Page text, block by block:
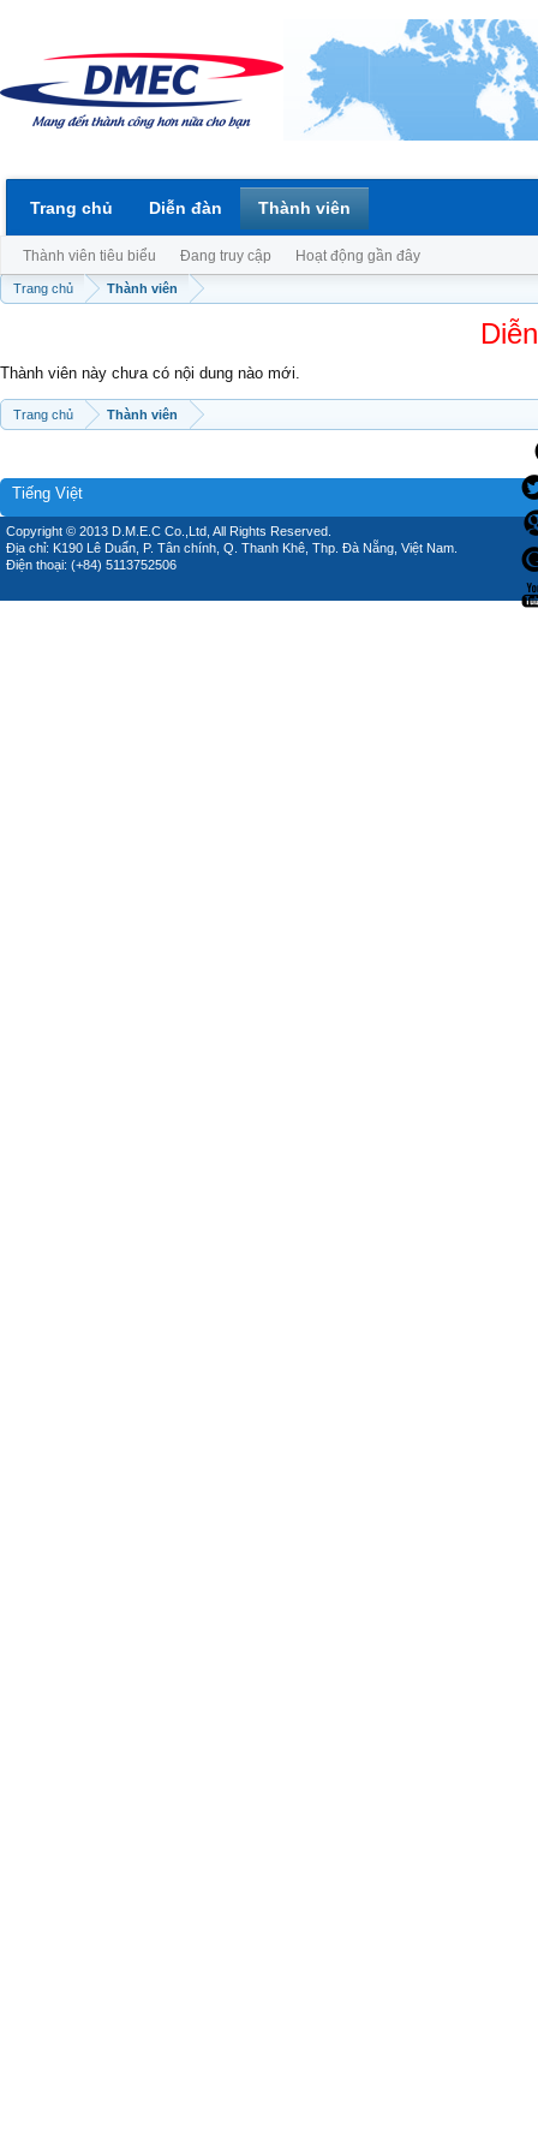
Trang chủ Thành viên
Thành viên này chưa có nội dung nào mới.
Trang chủ Thành viên
Trang chủ Diễn đàn Thành viên
Thành viên tiêu biểu Đang truy cập Hoạt động gần đây
Tiếng Việt
Copyright © 2013 D.M.E.C Co.,Ltd, All Rights Reserved.
Địa chỉ: K190 Lê Duẩn, P. Tân chính, Q. Thanh Khê, Thp. Đà Nẵng, Việt Nam.
Điện thoại: (+84) 5113752506